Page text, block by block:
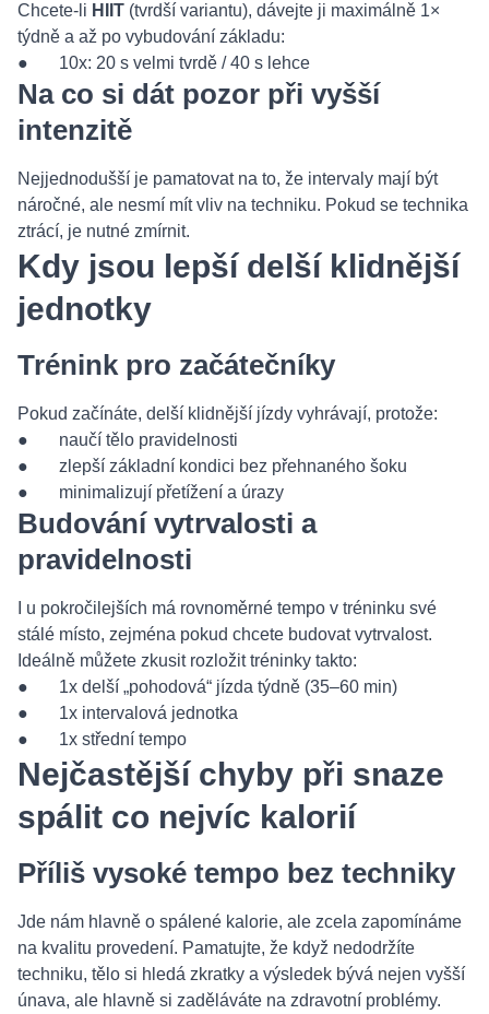
Chcete-li HIIT (tvrdší variantu), dávejte ji maximálně 1×
týdně a až po vybudování základu:
● 10x: 20 s velmi tvrdě / 40 s lehce
Na co si dát pozor při vyšší
intenzitě
Nejjednodušší je pamatovat na to, že intervaly mají být
náročné, ale nesmí mít vliv na techniku. Pokud se technika
ztrácí, je nutné zmírnit.
Kdy jsou lepší delší klidnější
jednotky
Trénink pro začátečníky
Pokud začínáte, delší klidnější jízdy vyhrávají, protože:
● naučí tělo pravidelnosti
● zlepší základní kondici bez přehnaného šoku
● minimalizují přetížení a úrazy
Budování vytrvalosti a
pravidelnosti
I u pokročilejších má rovnoměrné tempo v tréninku své
stálé místo, zejména pokud chcete budovat vytrvalost.
Ideálně můžete zkusit rozložit tréninky takto:
● 1x delší „pohodová“ jízda týdně (35–60 min)
● 1x intervalová jednotka
● 1x střední tempo
Nejčastější chyby při snaze
spálit co nejvíc kalorií
Příliš vysoké tempo bez techniky
Jde nám hlavně o spálené kalorie, ale zcela zapomínáme
na kvalitu provedení. Pamatujte, že když nedodržíte
techniku, tělo si hledá zkratky a výsledek bývá nejen vyšší
únava, ale hlavně si zaděláváte na zdravotní problémy.